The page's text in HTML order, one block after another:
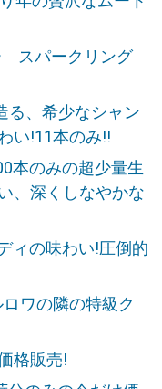
スパークリング
る、希少なシャン
い!11本のみ!!
本のみの超少量生
、深くしなやかな
ィの味わい!圧倒的
ワの隣の特級ク
格販売!